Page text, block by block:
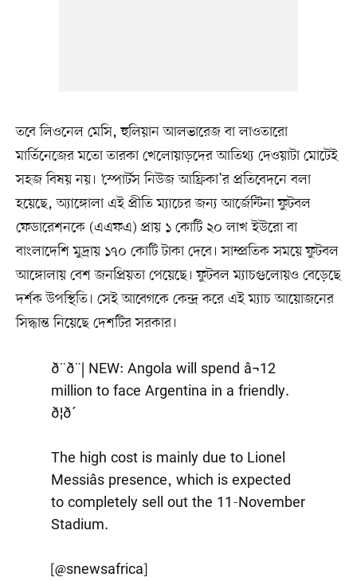
তবে লিওনেল মেসি, হুলিয়ান আলভারেজ বা লাওতারো
মার্তিনেজের মতো তারকা খেলোয়াড়দের আতিথ্য দেওয়াটা মোটেই
সহজ বিষয় নয়। ‘স্পোর্টস নিউজ আফ্রিকা’র প্রতিবেদনে বলা
হয়েছে, অ্যাঙ্গোলা এই প্রীতি ম্যাচের জন্য আর্জেন্টিনা ফুটবল
ফেডারেশনকে (এএফএ) প্রায় ১ কোটি ২০ লাখ ইউরো বা
বাংলাদেশি মুদ্রায় ১৭০ কোটি টাকা দেবে। সাম্প্রতিক সময়ে ফুটবল
আঙ্গোলায় বেশ জনপ্রিয়তা পেয়েছে। ফুটবল ম্যাচগুলোয়ও বেড়েছে
দর্শক উপস্থিতি। সেই আবেগকে কেন্দ্র করে এই ম্যাচ আয়োজনের
সিদ্ধান্ত নিয়েছে দেশটির সরকার।
ð¨ð¨| NEW: Angola will spend â¬12
million to face Argentina in a friendly.
ð¦ð´
The high cost is mainly due to Lionel
Messiâs presence, which is expected
to completely sell out the 11-November
Stadium.
[@snewsafrica]